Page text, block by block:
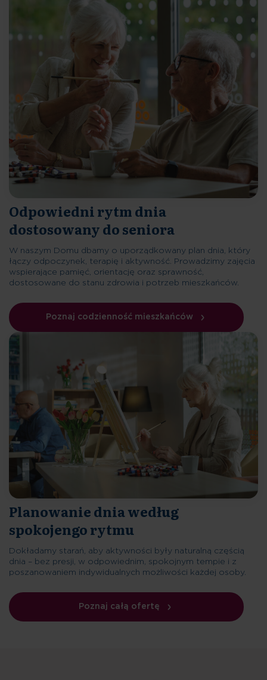
Odpowiedni rytm dnia
dostosowany do seniora
W naszym Domu dbamy o uporządkowany plan dnia, który
łączy odpoczynek, terapię i aktywność. Prowadzimy zajęcia
wspierające pamięć, orientację oraz sprawność,
dostosowane do stanu zdrowia i potrzeb mieszkańców.
Poznaj codzienność mieszkańców
Planowanie dnia według
spokojengo rytmu
Dokładamy starań, aby aktywności były naturalną częścią
dnia – bez presji, w odpowiednim, spokojnym tempie i z
poszanowaniem indywidualnych możliwości każdej osoby.
Poznaj całą ofertę